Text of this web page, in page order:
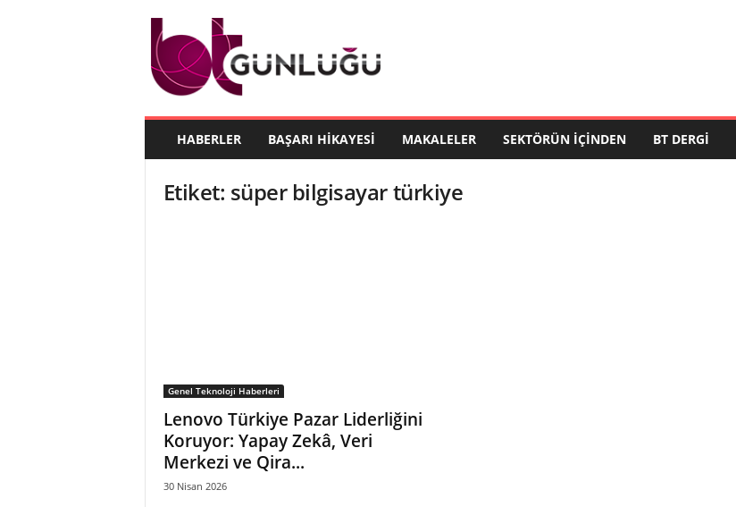
B
HABERLER BAŞARI HIKAYESI MAKALELER SEKTÖRÜN İÇINDEN BT DERGI
Etiket: süper bilgisayar türkiye
Genel Teknoloji Haberleri
Lenovo Türkiye Pazar Liderliğini
Koruyor: Yapay Zekâ, Veri
Merkezi ve Qira...
30 Nisan 2026